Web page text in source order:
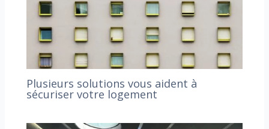
Plusieurs solutions vous aident à
sécuriser votre logement